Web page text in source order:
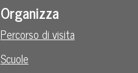
Organizza
Percorso di visita
Scuole